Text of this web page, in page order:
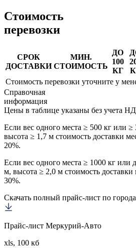
Стоимость
перевозки
СРОК
ДОСТАВКИ
МИН.
СТОИМОСТЬ
ДО
100
КГ
Стоимость перевозки уточните у
Справочная
информация
Цены в таблице указаны без учета
Если вес одного места ≥ 500 кг или
высота ≥ 1,7 м стоимость доставки
20%.
Если вес одного места ≥ 1000 кг
м, высота ≥ 2,0 м стоимость доставки
30%.
Скачать полный прайс-лист по
Прайс-лист Меркурий-Авто
xls, 100 кб